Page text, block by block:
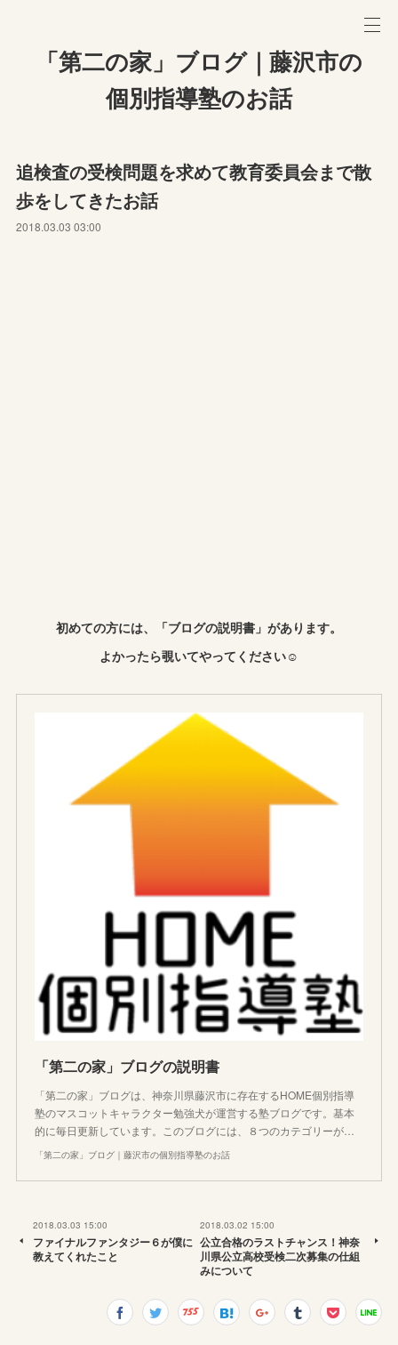
「第二の家」ブログ｜藤沢市の
個別指導塾のお話
追検査の受検問題を求めて教育委員会まで散
歩をしてきたお話
2018.03.03 03:00
初めての方には、「ブログの説明書」があります。
よかったら覗いてやってください☺︎
「第二の家」ブログの説明書
「第二の家」ブログは、神奈川県藤沢市に存在するHOME個別指導
塾のマスコットキャラクター勉強犬が運営する塾ブログです。基本
的に毎日更新しています。このブログには、８つのカテゴリーが…
「第二の家」ブログ｜藤沢市の個別指導塾のお話
2018.03.03 15:00
ファイナルファンタジー６が僕に
教えてくれたこと
2018.03.02 15:00
公立合格のラストチャンス！神奈
川県公立高校受検二次募集の仕組
みについて